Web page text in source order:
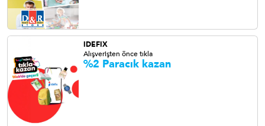
IDEFIX
Alışverişten önce tıkla
%2 Paracık kazan